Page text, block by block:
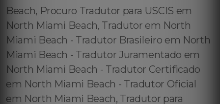
Beach, Procuro Tradutor para USCIS em
North Miami Beach, Tradutor em North
Miami Beach - Tradutor Brasileiro em North
Miami Beach - Tradutor Juramentado em
North Miami Beach - Tradutor Certificado
em North Miami Beach - Tradutor Oficial
em North Miami Beach, Tradutor para